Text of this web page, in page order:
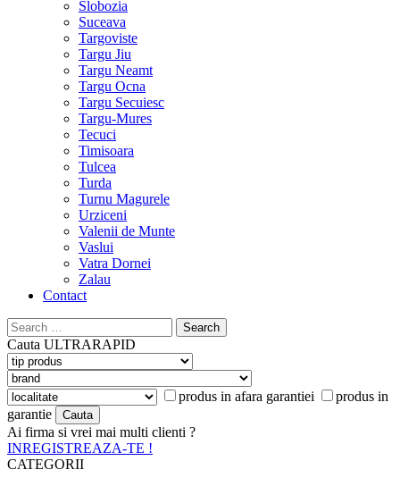
Slobozia
Suceava
Targoviste
Targu Jiu
Targu Neamt
Targu Ocna
Targu Secuiesc
Targu-Mures
Tecuci
Timisoara
Tulcea
Turda
Turnu Magurele
Urziceni
Valenii de Munte
Vaslui
Vatra Dornei
Zalau
Contact
Search
for:
Cauta ULTRARAPID
produs in afara garantiei
produs in
garantie
Ai firma si vrei mai multi clienti ?
INREGISTREAZA-TE !
CATEGORII